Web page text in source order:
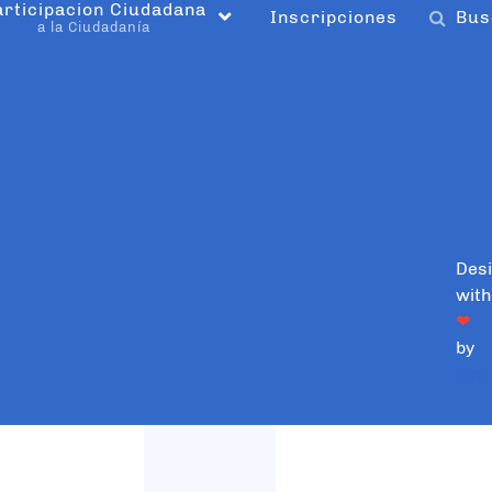
Ciudadana
a la Ciudadanía Inscripciones
with
❤
by